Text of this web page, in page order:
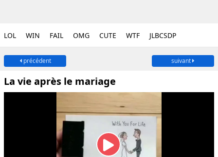
LOL WIN FAIL OMG CUTE WTF JLBCSDP
précédent suivant
La vie après le mariage